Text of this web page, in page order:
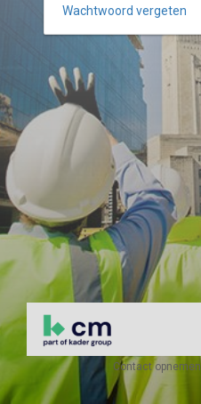
Wachtwoord vergeten
Contact opnemen